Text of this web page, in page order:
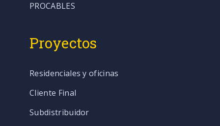
PROCABLES
Proyectos
Residenciales y oficinas
Cliente Final
Subdistribuidor